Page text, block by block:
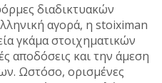
διαδικτυακών
αγορά, η stoiximan
γκάμα στοιχηματικών
αποδόσεις και την άμεση
Ωστόσο, ορισμένες